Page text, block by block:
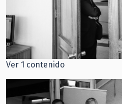
Ver 1 contenido